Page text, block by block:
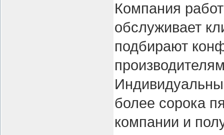
Компания
обслуживает
подбирают
более сорока
компании и